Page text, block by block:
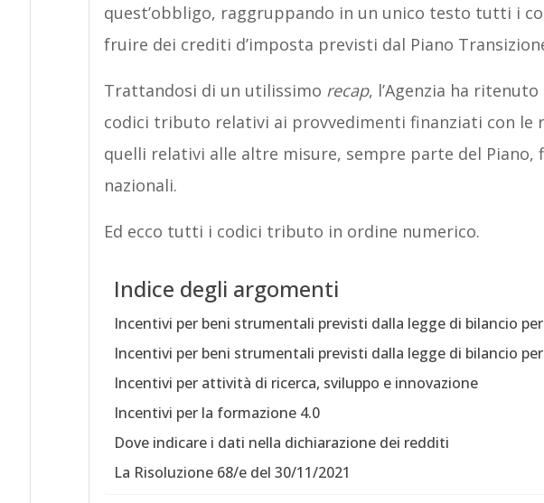
quest’obbligo, raggruppando in un unico testo tutti i
fruire dei crediti d’imposta previsti dal Piano
Trattandosi di un utilissimo recap, l’Agenzia ha
codici tributo relativi ai provvedimenti finanziati con le
quelli relativi alle altre misure, sempre parte del Piano,
nazionali.
Ed ecco tutti i codici tributo in ordine numerico.
Indice degli argomenti
Incentivi per beni strumentali previsti dalla legge di bilancio
Incentivi per beni strumentali previsti dalla legge di bilancio
Incentivi per attività di ricerca, sviluppo e innovazione
Incentivi per la formazione 4.0
Dove indicare i dati nella dichiarazione dei redditi
La Risoluzione 68/e del 30/11/2021